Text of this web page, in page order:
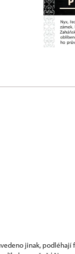
jinak, podléhají